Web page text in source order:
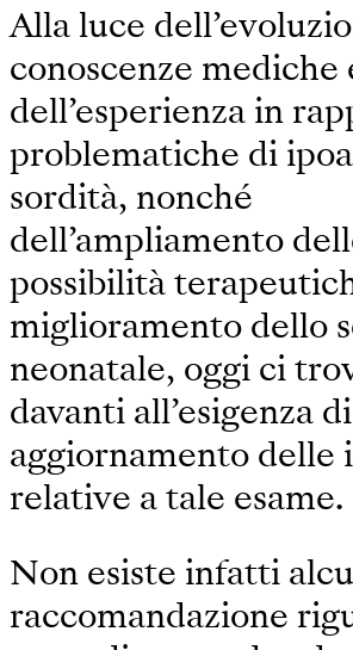
Alla luce
conoscenze mediche
dell’esperienza in
problematiche di
sordità, nonché
dell’ampliamento
possibilità
miglioramento dello
neonatale, oggi ci
davanti all’esigenza
aggiornamento delle
relative a tale esame.
Non esiste infatti
raccomandazione